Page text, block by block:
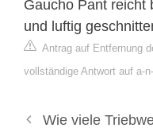
Gaucho Pant reicht
und luftig
Antrag auf Entfernung
vollständige Antwort auf a-
Wie viele